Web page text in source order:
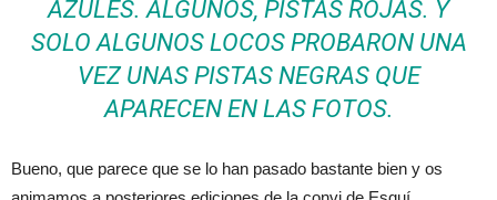
AZULES. ALGUNOS, PISTAS ROJAS. Y
SOLO ALGUNOS LOCOS PROBARON UNA
VEZ UNAS PISTAS NEGRAS QUE
APARECEN EN LAS FOTOS.
Bueno, que parece que se lo han pasado bastante bien y os